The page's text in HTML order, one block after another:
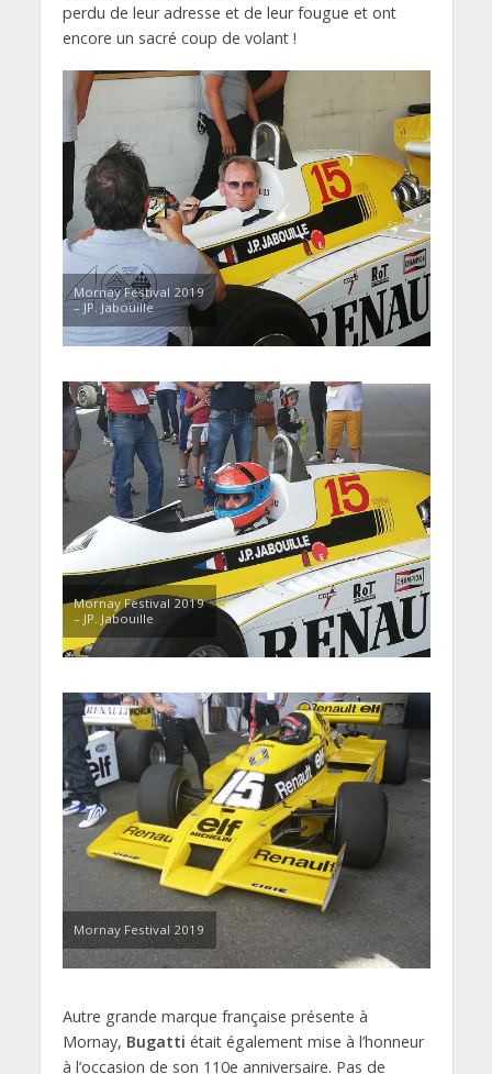
perdu de leur adresse et de leur fougue et ont
encore un sacré coup de volant !
Mornay Festival 2019
– JP. Jabouille
Mornay Festival 2019
– JP. Jabouille
Mornay Festival 2019
Autre grande marque française présente à
Mornay, Bugatti était également mise à l’honneur
à l’occasion de son 110e anniversaire. Pas de